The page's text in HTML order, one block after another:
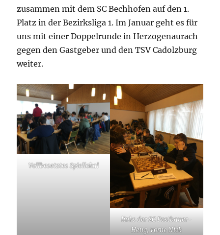
zusammen mit dem SC Bechhofen auf den 1.
Platz in der Bezirksliga 1. Im Januar geht es für
uns mit einer Doppelrunde in Herzogenaurach
gegen den Gastgeber und den TSV Cadolzburg
weiter.
Vollbesetztes Spiellokal
links der SC Postbauer-
Heng, vorne Nick